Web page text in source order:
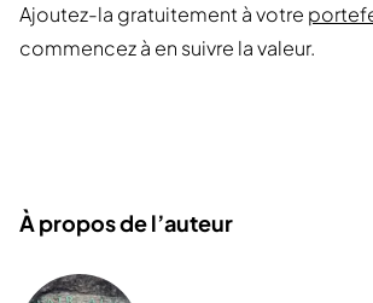
Ajoutez-la gratuitement à votre
commencez à en suivre la valeur.
À propos de l’auteur